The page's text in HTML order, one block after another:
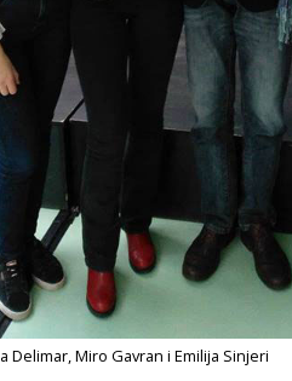
Delimar, Miro Gavran i Emilija Sinjeri